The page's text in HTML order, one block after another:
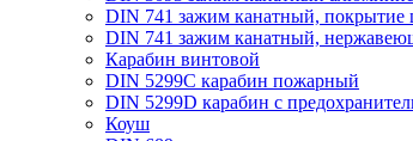
DIN 741 зажим канатный, покрытие
DIN 741 зажим канатный,
Карабин винтовой
DIN 5299C карабин пожарный
DIN 5299D карабин с
Коуш